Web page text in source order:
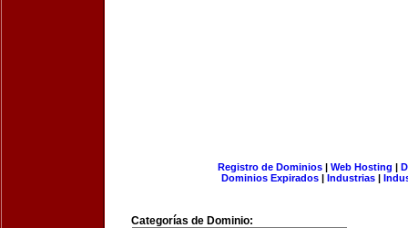
Registro de Dominios| Web Hosting |
Dominios Expirados | Industrias |
Categorías de Dominio: